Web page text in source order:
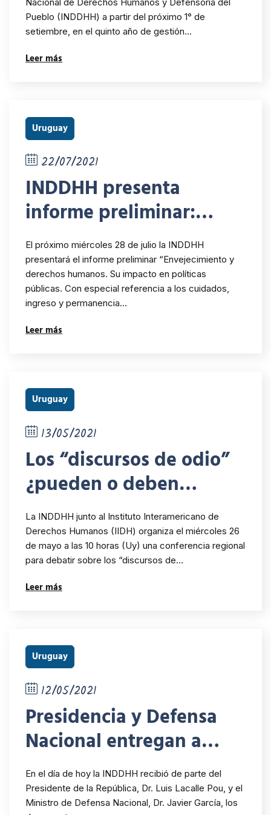
Pueblo (INDDHH) a partir del próximo 1° de
setiembre, en el quinto año de gestión…
Leer más
Uruguay
22/07/2021
INDDHH presenta
informe preliminar:
Envejecimiento y
derechos humanos, su
impacto en políticas
públicas
El próximo miércoles 28 de julio la INDDHH
presentará el informe preliminar “Envejecimiento y
derechos humanos. Su impacto en políticas
públicas. Con especial referencia a los cuidados,
ingreso y permanencia…
Leer más
Uruguay
13/05/2021
Los “discursos de odio”
¿pueden o deben
censurarse?
La INDDHH junto al Instituto Interamericano de
Derechos Humanos (IIDH) organiza el miércoles 26
de mayo a las 10 horas (Uy) una conferencia regional
para debatir sobre los “discursos de…
Leer más
Uruguay
12/05/2021
Presidencia y Defensa
Nacional entregan a
INDDHH documentos de
origen militar con
En el día de hoy la INDDHH recibió de parte del
Presidente de la República, Dr. Luis Lacalle Pou, y el
Ministro de Defensa Nacional, Dr. Javier García, los